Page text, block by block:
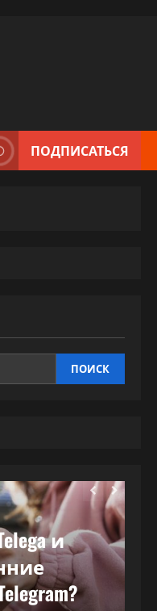
ПОДПИСАТЬСЯ
ПОИСК
и